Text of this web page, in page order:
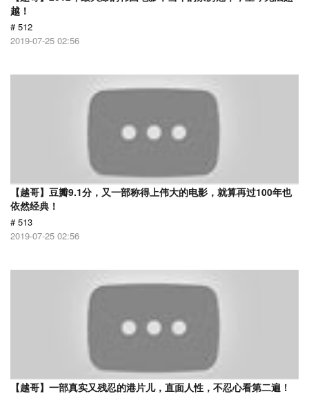
越！
# 512
2019-07-25 02:56
【越哥】豆瓣9.1分，又一部称得上伟大的电影，就算再过100年也
依然经典！
# 513
2019-07-25 02:56
【越哥】一部真实又残忍的港片儿，直面人性，不忍心看第二遍！